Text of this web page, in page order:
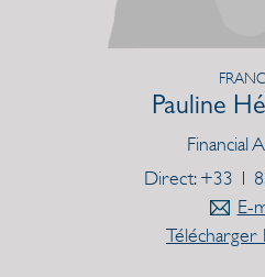
Pauline
Financial
Direct: +33 1
E-
Télécharger